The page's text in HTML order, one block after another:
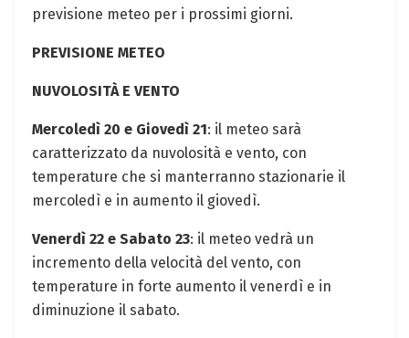
previsione meteo per i prossimi giorni.
PREVISIONE METEO
NUVOLOSITÀ E VENTO
Mercoledì 20 e Giovedì 21: il meteo sarà
caratterizzato da nuvolosità e vento, con
temperature che si manterranno stazionarie il
mercoledì e in aumento il giovedì.
Venerdì 22 e Sabato 23: il meteo vedrà un
incremento della velocità del vento, con
temperature in forte aumento il venerdì e in
diminuzione il sabato.